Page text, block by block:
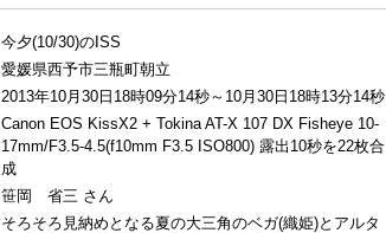
今夕(10/30)のISS
愛媛県西予市三瓶町朝立
2013年10月30日18時09分14秒～10月30日18時13分14秒
Canon EOS KissX2 + Tokina AT-X 107 DX Fisheye 10-
17mm/F3.5-4.5(f10mm F3.5 ISO800) 露出10秒を22枚合
成
笹岡 省三 さん
そろそろ見納めとなる夏の大三角のベガ(織姫)とアルタ